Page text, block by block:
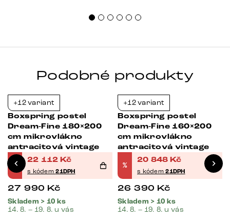
Podobné produkty
+12 variant
Boxspring postel
Dream-Fine 180×200
cm mikrovlákno
antracitová vintage
%
22 112 Kč
s kódem21DPH
27 990 Kč
Skladem > 10 ks
14. 8. – 19. 8. u vás
+12 variant
Boxspring postel
Dream-Fine 160×200
cm mikrovlákno
antracitová vintage
%
20 848 Kč
s kódem21DPH
26 390 Kč
Skladem > 10 ks
14. 8. – 19. 8. u vás